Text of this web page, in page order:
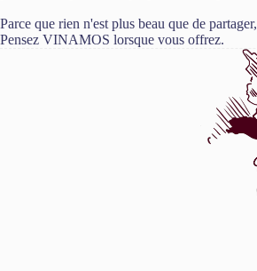
Parce que rien n'est plus beau que de partager,
Pensez VINAMOS lorsque vous offrez.